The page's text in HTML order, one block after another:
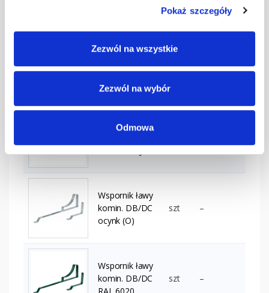
Pokaż szczegóły
Zezwól na wszystkie
Zezwól na wybór
Odmowa
Wspornik ławy
komin. DB/DC
szt –
Wspornik ławy
Wspornik ławy
komin. DB/DC
ocynk (O)
szt –
Wspornik ławy
komin. DB/DC
szt –